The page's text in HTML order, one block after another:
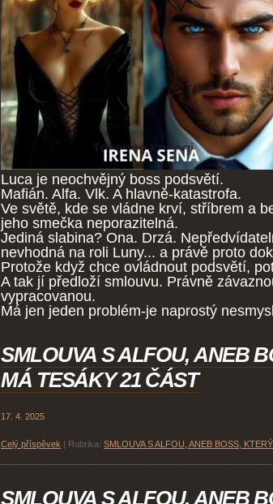
Luca je neochvějný boss podsvětí.
Mafián. Alfa. Vlk. A hlavně-katastrofa.
Ve světě, kde se vládne krví, stříbrem a
jeho smečka neporazitelná.
Jediná slabina? Ona. Drzá.
nevhodná na roli Luny... a právě proto
Protože když chce ovládnout podsvětí,
A tak jí předloží smlouvu. Právně
vypracovanou.
Má jen jeden problém-je naprostý
SMLOUVA S ALFOU, ANEB
MÁ TESÁKY 21 ČÁST
17. 4. 2025
Celý příspěvek | Rubrika: SMLOUVA S ALFOU, ANEB BOSS,
SMLOUVA S ALFOU, ANEB